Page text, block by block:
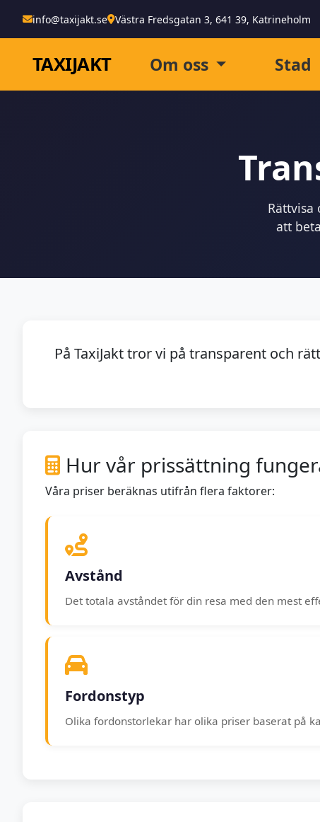
info@taxijakt.se Västra Fredsgatan 3, 641 39, Katrineholm
TAXIJAKT Om oss Stad
Rättvisa
att
På TaxiJakt tror vi på transparent och
Hur vår prissättning
Våra priser beräknas utifrån flera faktorer:
Avstånd
Det totala avståndet för din resa med den mest
Fordonstyp
Olika fordonstorlekar har olika priser baserat på